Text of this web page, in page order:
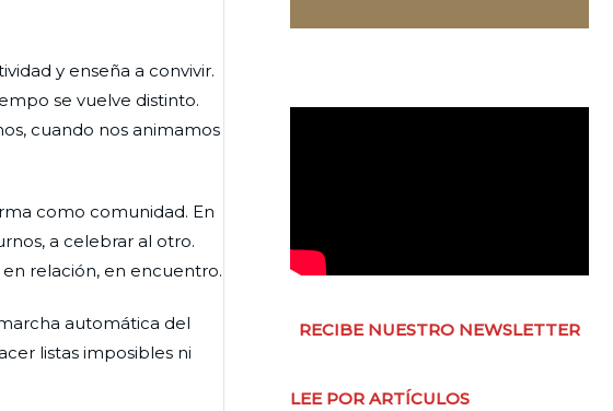
y enseña a convivir.
se vuelve distinto.
cuando nos animamos
como comunidad. En
a celebrar al otro.
relación, en encuentro.
automática del
listas imposibles ni
RECIBE NUESTRO NEWSLETTER
LEE POR ARTÍCULOS